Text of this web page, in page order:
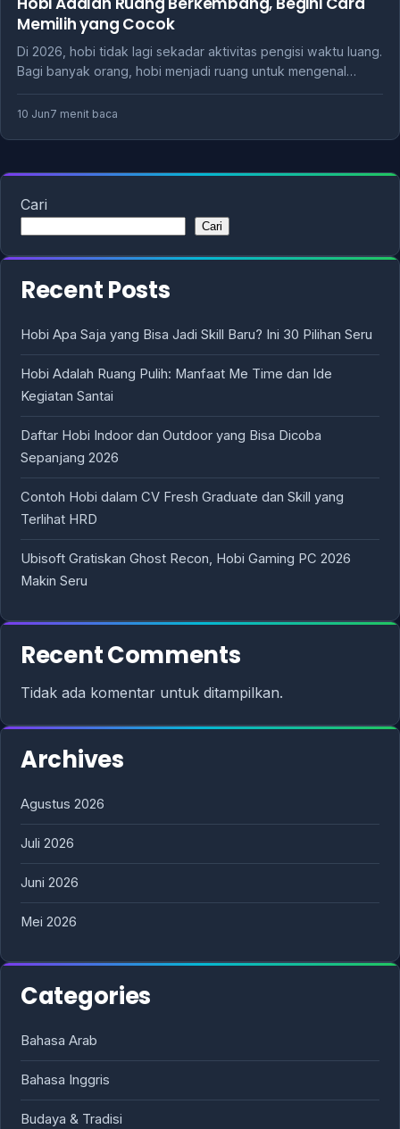
Memilih yang Cocok
Di 2026, hobi tidak lagi sekadar aktivitas pengisi waktu luang.
Bagi banyak orang, hobi menjadi ruang untuk mengenal…
10 Jun7 menit baca
Cari
Cari
Recent Posts
Hobi Apa Saja yang Bisa Jadi Skill Baru? Ini 30 Pilihan Seru
Hobi Adalah Ruang Pulih: Manfaat Me Time dan Ide
Kegiatan Santai
Daftar Hobi Indoor dan Outdoor yang Bisa Dicoba
Sepanjang 2026
Contoh Hobi dalam CV Fresh Graduate dan Skill yang
Terlihat HRD
Ubisoft Gratiskan Ghost Recon, Hobi Gaming PC 2026
Makin Seru
Recent Comments
Tidak ada komentar untuk ditampilkan.
Archives
Agustus 2026
Juli 2026
Juni 2026
Mei 2026
Categories
Bahasa Arab
Bahasa Inggris
Budaya & Tradisi